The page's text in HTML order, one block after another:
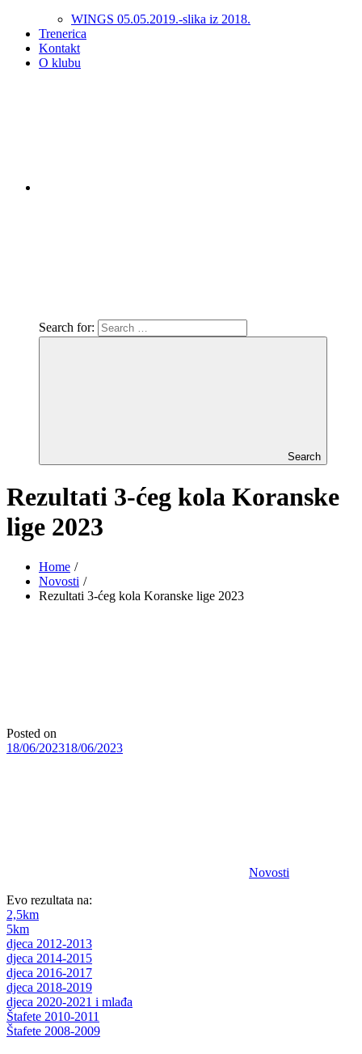
WINGS 05.05.2019.-slika iz 2018.
Trenerica
Kontakt
O klubu
Search for:
Search
Rezultati 3-ćeg kola Koranske
lige 2023
Home
Novosti
Rezultati 3-ćeg kola Koranske lige 2023
Posted on
18/06/202318/06/2023
Novosti
Evo rezultata na:
2,5km
5km
djeca 2012-2013
djeca 2014-2015
djeca 2016-2017
djeca 2018-2019
djeca 2020-2021 i mlađa
Štafete 2010-2011
Štafete 2008-2009